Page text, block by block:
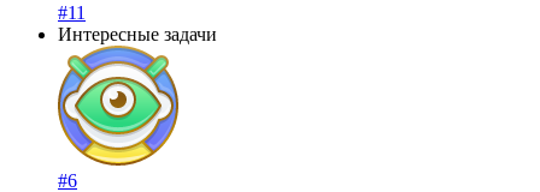
#11
Интересные задачи
#6